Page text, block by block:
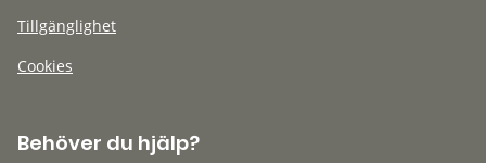
Tillgänglighet
Cookies
Behöver du hjälp?